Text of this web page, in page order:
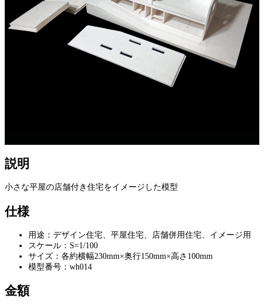
説明
小さな平屋の店舗付き住宅をイメージした模型
仕様
用途：デザイン住宅、平屋住宅、店舗併用住宅、イメージ用
スケール：S=1/100
サイズ：各約横幅230mm×奥行150mm×高さ100mm
模型番号：wh014
金額